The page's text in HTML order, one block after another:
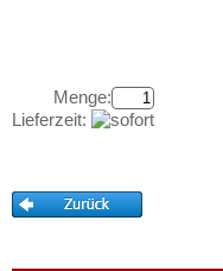
Jason Islands
Kuba
Kataloge
Aufbewahrung
Ihre Bewertungen
Menge:
Lieferzeit: